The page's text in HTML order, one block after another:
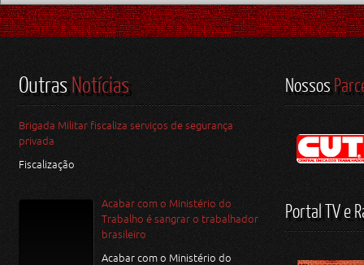
OutrasNotícias
Brigada Militar fiscaliza serviços de segurança
privada
Fiscalização
Acabar com o Ministério do
Trabalho é sangrar o trabalhador
brasileiro
Acabar com o Ministério do
Nossos
Portal TV e